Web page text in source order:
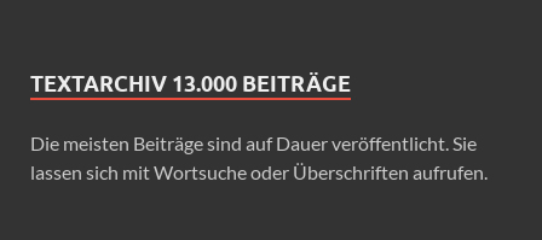
TEXTARCHIV 13.000 BEITRÄGE
Die meisten Beiträge sind auf Dauer veröffentlicht. Sie
lassen sich mit Wortsuche oder Überschriften aufrufen.